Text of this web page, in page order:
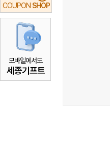
COUPON SHOP
모바일에서도
세종기프트